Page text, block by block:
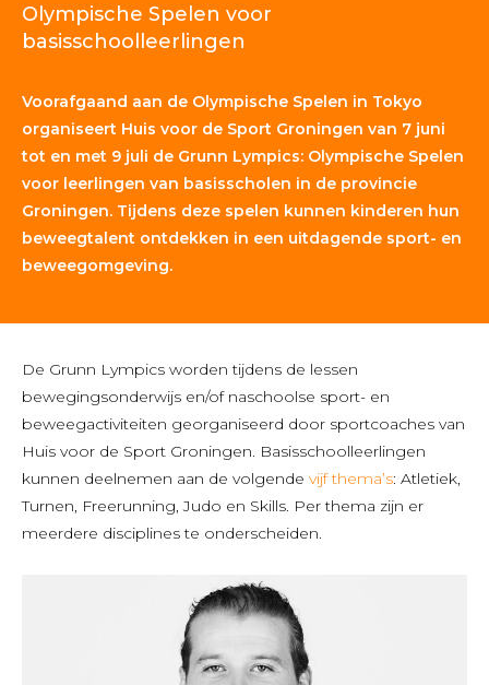
Olympische Spelen voor
basisschoolleerlingen
Voorafgaand aan de Olympische Spelen in Tokyo
organiseert Huis voor de Sport Groningen van 7 juni
tot en met 9 juli de Grunn Lympics: Olympische Spelen
voor leerlingen van basisscholen in de provincie
Groningen. Tijdens deze spelen kunnen kinderen hun
beweegtalent ontdekken in een uitdagende sport- en
beweegomgeving.
De Grunn Lympics worden tijdens de lessen
bewegingsonderwijs en/of naschoolse sport- en
beweegactiviteiten georganiseerd door sportcoaches van
Huis voor de Sport Groningen. Basisschoolleerlingen
kunnen deelnemen aan de volgende vijf thema’s: Atletiek,
Turnen, Freerunning, Judo en Skills. Per thema zijn er
meerdere disciplines te onderscheiden.